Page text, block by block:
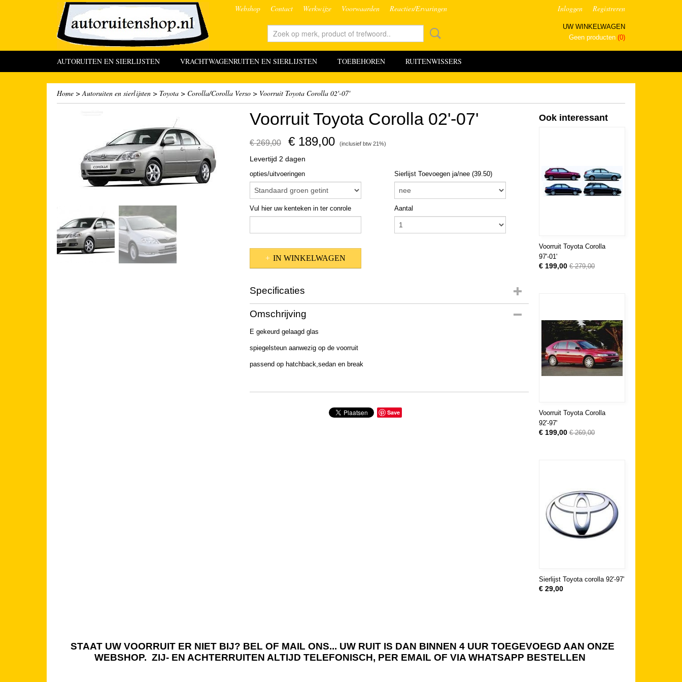
Webshop Contact Werkwijze Voorwaarden Reacties/Ervaringen Inloggen Registreren
UW WINKELWAGEN
Geen producten (0)
AUTORUITEN EN SIERLIJSTEN VRACHTWAGENRUITEN EN SIERLIJSTEN TOEBEHOREN RUITENWISSERS
Home >Autoruiten en sierlijsten > Toyota > Corolla/Corolla Verso > Voorruit Toyota Corolla 02'-07'
Voorruit Toyota Corolla 02'-07'
€ 269,00 € 189,00 (inclusief btw 21%)
Levertijd 2 dagen
opties/uitvoeringen Sierlijst Toevoegen ja/nee (39.50)
Vul hier uw kenteken in ter conrole Aantal
IN WINKELWAGEN
Specificaties
Productcode
Omschrijving
E gekeurd gelaagd glas
spiegelsteun aanwezig op de voorruit
passend op hatchback,sedan en break
Save
Ook interessant
Voorruit Toyota Corolla
97'-01'
€ 199,00 € 279,00
Voorruit Toyota Corolla
92'-97'
€ 199,00 € 269,00
Sierlijst Toyota corolla 92'-97'
€ 29,00
STAAT UW VOORRUIT ER NIET BIJ? BEL OF MAIL ONS... UW RUIT IS DAN BINNEN 4 UUR TOEGEVOEGD AAN ONZE
WEBSHOP. ZIJ- EN ACHTERRUITEN ALTIJD TELEFONISCH, PER EMAIL OF VIA WHATSAPP BESTELLEN